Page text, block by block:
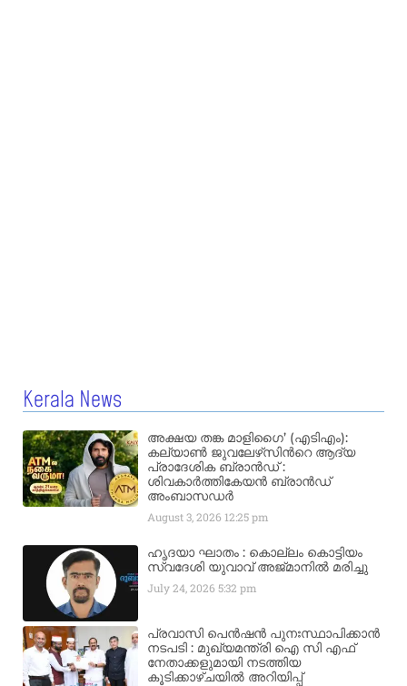
Kerala News
അക്ഷയ തങ്ക മാളിഗൈ’ (എടിഎം):
കല്യാണ്‍ ജുവലേഴ്‌സിന്‍റെ ആദ്യ
പ്രാദേശിക ബ്രാന്‍ഡ് :
ശിവകാര്‍ത്തികേയന്‍ ബ്രാന്‍ഡ്
അംബാസഡര്‍
August 3, 2026 12:25 pm
ഹൃദയാ ഘാതം : കൊല്ലം കൊട്ടിയം
സ്വദേശി യുവാവ് അജ്മാനിൽ മരിച്ചു
July 24, 20265:32 pm
പ്രവാസി പെൻഷൻ പുനഃസ്ഥാപിക്കാൻ
നടപടി : മുഖ്യമന്ത്രി ഐ സി എഫ്
നേതാക്കളുമായി നടത്തിയ
കൂടിക്കാഴ്ചയിൽ അറിയിപ്പ്